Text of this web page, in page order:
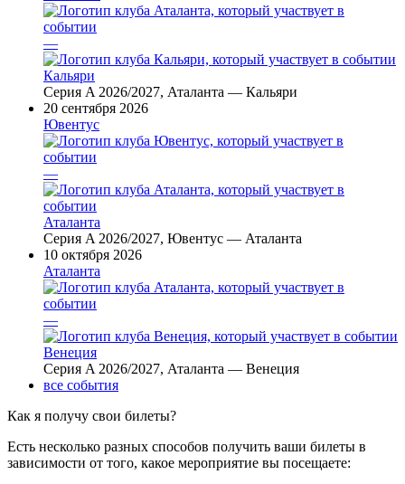
—
Кальяри
Серия A 2026/2027, Аталанта — Кальяри
20 сентября 2026
Ювентус
—
Аталанта
Серия A 2026/2027, Ювентус — Аталанта
10 октября 2026
Аталанта
—
Венеция
Серия A 2026/2027, Аталанта — Венеция
все события
Как я получу свои билеты?
Есть несколько разных способов получить ваши билеты в
зависимости от того, какое мероприятие вы посещаете: